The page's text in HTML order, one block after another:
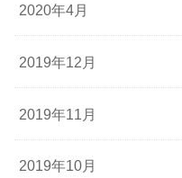
2020年4月
2019年12月
2019年11月
2019年10月